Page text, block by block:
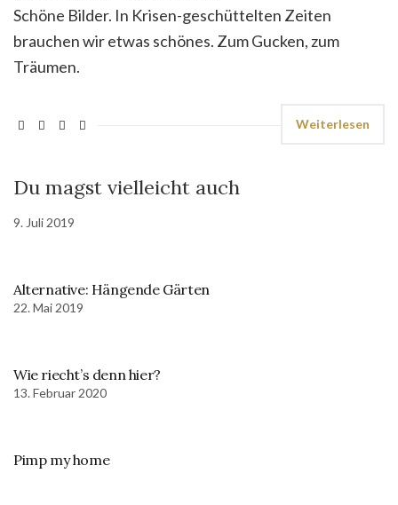
Schöne Bilder. In Krisen-geschüttelten Zeiten
brauchen wir etwas schönes. Zum Gucken, zum
Träumen.
Weiterlesen
Du magst vielleicht auch
9. Juli 2019
Alternative: Hängende Gärten
22. Mai 2019
Wie riecht’s denn hier?
13. Februar 2020
Pimp my home